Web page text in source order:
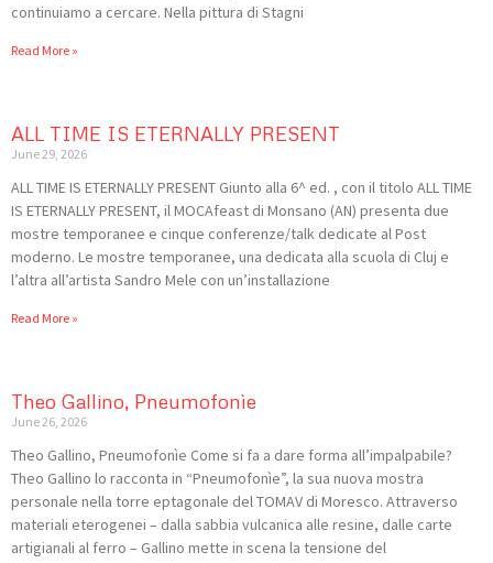
continuiamo a cercare. Nella pittura di Stagni
Read More »
ALL TIME IS ETERNALLY PRESENT
June 29, 2026
ALL TIME IS ETERNALLY PRESENT Giunto alla 6^ ed. , con il titolo ALL TIME
IS ETERNALLY PRESENT, il MOCAfeast di Monsano (AN) presenta due
mostre temporanee e cinque conferenze/talk dedicate al Post
moderno. Le mostre temporanee, una dedicata alla scuola di Cluj e
l’altra all’artista Sandro Mele con un’installazione
Read More »
Theo Gallino, Pneumofonìe
June 26, 2026
Theo Gallino, Pneumofonìe Come si fa a dare forma all’impalpabile?
Theo Gallino lo racconta in “Pneumofonìe”, la sua nuova mostra
personale nella torre eptagonale del TOMAV di Moresco. Attraverso
materiali eterogenei – dalla sabbia vulcanica alle resine, dalle carte
artigianali al ferro – Gallino mette in scena la tensione del